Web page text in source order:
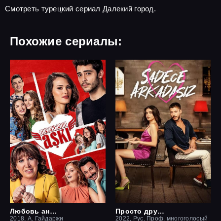
Смотреть турецкий сериал Далекий город.
Похожие сериалы:
Любовь ангелов
2018, А. Гайдаржи
Просто друзья
2022, Рус. Проф. многоголосый